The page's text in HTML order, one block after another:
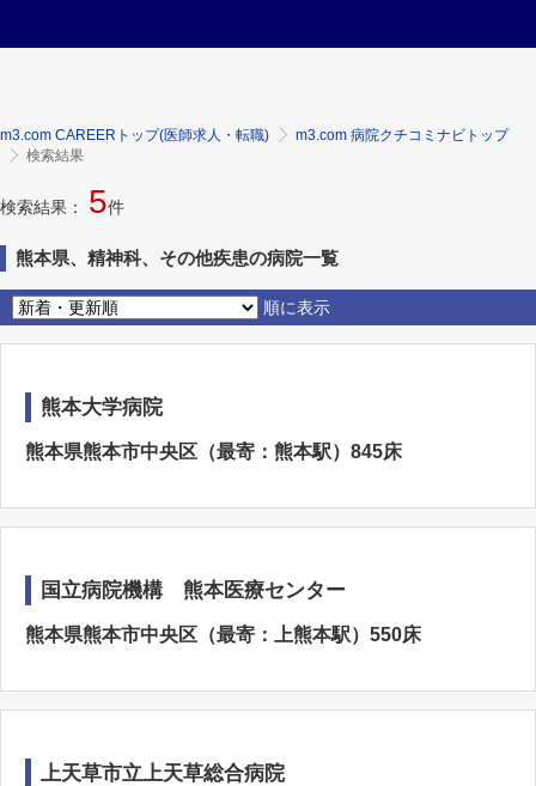
m3.com CAREERトップ(医師求人・転職)
m3.com 病院クチコミナビトップ
検索結果
検索結果： 5件
熊本県、精神科、その他疾患の病院一覧
順に表示
熊本大学病院
熊本県熊本市中央区（最寄：熊本駅）845床
国立病院機構 熊本医療センター
熊本県熊本市中央区（最寄：上熊本駅）550床
上天草市立上天草総合病院